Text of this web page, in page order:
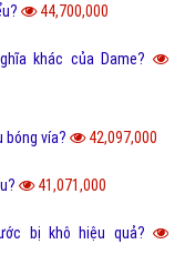
44,700,000
khác của Dame?
bóng vía? 42,097,000
41,071,000
bị khô hiệu quả?